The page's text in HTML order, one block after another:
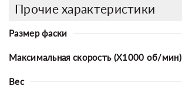
Прочие характеристики
Размер фаски
Максимальная скорость (X1000 об/мин)
Вес